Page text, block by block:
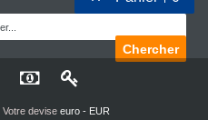
Chercher
Votre devise euro - EUR